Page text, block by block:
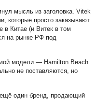
мысль из заголовка. Vitek
которые просто заказывают
в Китае (и Витек в том
на рынке РФ под
модели — Hamilton Beach
не поставляются, но
один бренд, продающий